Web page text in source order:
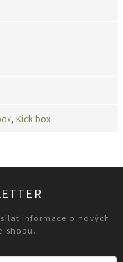
, Kick box
informace o nových
shopu.